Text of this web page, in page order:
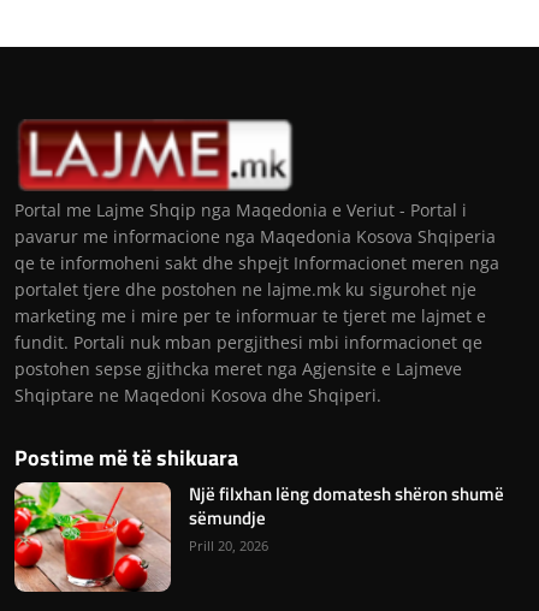
Portal me Lajme Shqip nga Maqedonia e Veriut - Portal i
pavarur me informacione nga Maqedonia Kosova Shqiperia
qe te informoheni sakt dhe shpejt Informacionet meren nga
portalet tjere dhe postohen ne lajme.mk ku sigurohet nje
marketing me i mire per te informuar te tjeret me lajmet e
fundit. Portali nuk mban pergjithesi mbi informacionet qe
postohen sepse gjithcka meret nga Agjensite e Lajmeve
Shqiptare ne Maqedoni Kosova dhe Shqiperi.
Postime më të shikuara
Një filxhan lëng domatesh shëron shumë
sëmundje
Prill 20, 2026